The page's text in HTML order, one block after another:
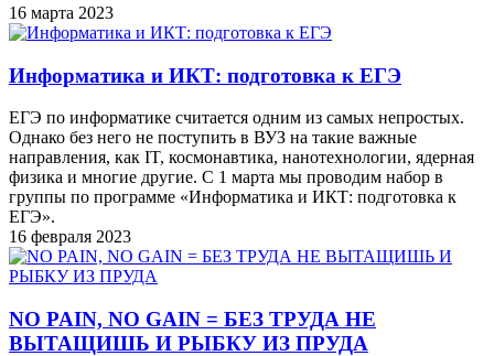
16 марта 2023
Информатика и ИКТ: подготовка к ЕГЭ
ЕГЭ по информатике считается одним из самых непростых.
Однако без него не поступить в ВУЗ на такие важные
направления, как IT, космонавтика, нанотехнологии, ядерная
физика и многие другие. С 1 марта мы проводим набор в
группы по программе «Информатика и ИКТ: подготовка к
ЕГЭ».
16 февраля 2023
NO PAIN, NO GAIN = БЕЗ ТРУДА НЕ
ВЫТАЩИШЬ И РЫБКУ ИЗ ПРУДА